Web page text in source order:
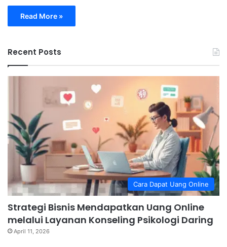
Read More »
Recent Posts
Cara Dapat Uang Online
Strategi Bisnis Mendapatkan Uang Online
melalui Layanan Konseling Psikologi Daring
April 11, 2026